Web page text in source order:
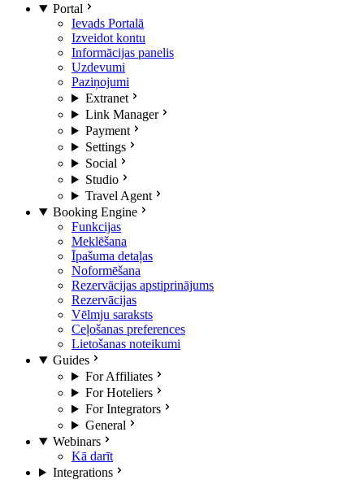
Portal
Ievads Portalā
Izveidot kontu
Informācijas panelis
Uzdevumi
Paziņojumi
Extranet
Link Manager
Payment
Settings
Social
Studio
Travel Agent
Booking Engine
Funkcijas
Meklēšana
Īpašuma detaļas
Noformēšana
Rezervācijas apstiprinājums
Rezervācijas
Vēlmju saraksts
Ceļošanas preferences
Lietošanas noteikumi
Guides
For Affiliates
For Hoteliers
For Integrators
General
Webinars
Kā darīt
Integrations